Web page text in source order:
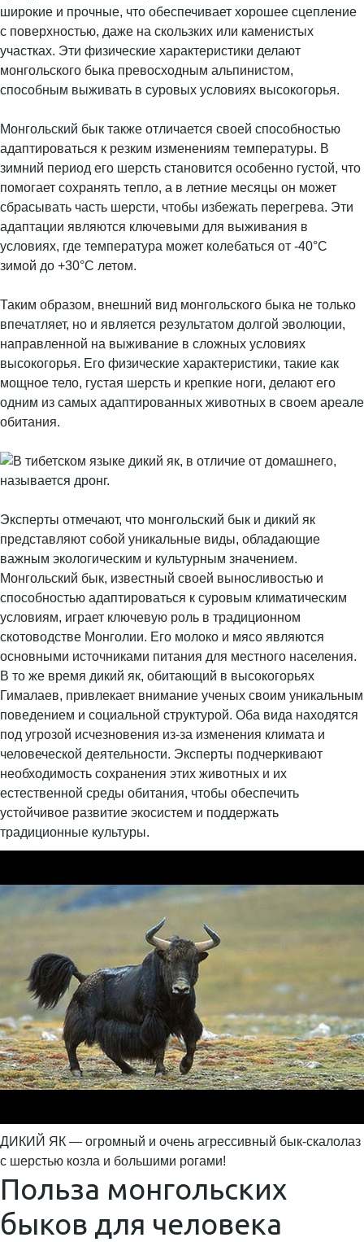
широкие и прочные, что обеспечивает хорошее сцепление
с поверхностью, даже на скользких или каменистых
участках. Эти физические характеристики делают
монгольского быка превосходным альпинистом,
способным выживать в суровых условиях высокогорья.
Монгольский бык также отличается своей способностью
адаптироваться к резким изменениям температуры. В
зимний период его шерсть становится особенно густой, что
помогает сохранять тепло, а в летние месяцы он может
сбрасывать часть шерсти, чтобы избежать перегрева. Эти
адаптации являются ключевыми для выживания в
условиях, где температура может колебаться от -40°C
зимой до +30°C летом.
Таким образом, внешний вид монгольского быка не только
впечатляет, но и является результатом долгой эволюции,
направленной на выживание в сложных условиях
высокогорья. Его физические характеристики, такие как
мощное тело, густая шерсть и крепкие ноги, делают его
одним из самых адаптированных животных в своем ареале
обитания.
Эксперты отмечают, что монгольский бык и дикий як
представляют собой уникальные виды, обладающие
важным экологическим и культурным значением.
Монгольский бык, известный своей выносливостью и
способностью адаптироваться к суровым климатическим
условиям, играет ключевую роль в традиционном
скотоводстве Монголии. Его молоко и мясо являются
основными источниками питания для местного населения.
В то же время дикий як, обитающий в высокогорьях
Гималаев, привлекает внимание ученых своим уникальным
поведением и социальной структурой. Оба вида находятся
под угрозой исчезновения из-за изменения климата и
человеческой деятельности. Эксперты подчеркивают
необходимость сохранения этих животных и их
естественной среды обитания, чтобы обеспечить
устойчивое развитие экосистем и поддержать
традиционные культуры.
ДИКИЙ ЯК — огромный и очень агрессивный бык-скалолаз
с шерстью козла и большими рогами!
Польза монгольских
быков для человека